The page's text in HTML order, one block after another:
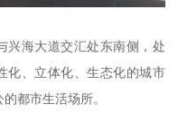
兴海大道交汇处东南侧，处
化、立体化、生态化的城市
都市生活场所。